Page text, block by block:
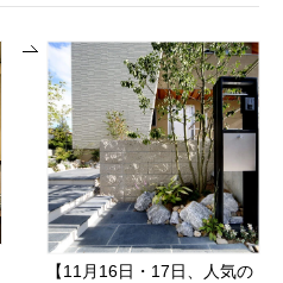
【11月16日・17日、人気の